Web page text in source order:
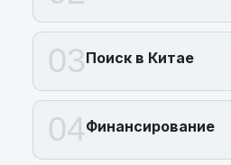
03Поиск в Китае
04Финансирование